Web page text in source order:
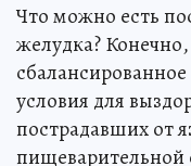
Что можно есть
желудка?
условия для
пострадавших от